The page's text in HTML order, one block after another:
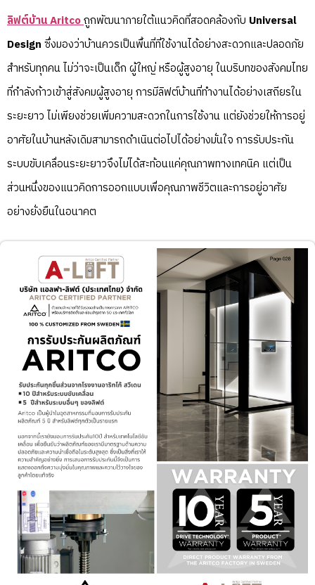
ลิฟต์บ้าน Aritcoถูกพัฒนาภายใต้แนวคิดที่สอดคล้องกับ Universal
Design ซึ่งมองว่าบ้านควรเป็นพื้นที่ที่ใช้งานได้อย่างสะดวกและปลอดภัย
สำหรับทุกคน ไม่ว่าจะเป็นเด็ก ผู้ใหญ่ หรือผู้สูงอายุ ในบริบทของสังคมไทย
ที่กำลังก้าวเข้าสู่สังคมผู้สูงอายุ การมีลิฟต์บ้านที่ทำงานได้อย่างเสถียรใน
ระยะยาว ไม่เพียงช่วยเพิ่มความสะดวกในการใช้งาน แต่ยังช่วยให้การอยู่
อาศัยในบ้านหลังเดิมสามารถดำเนินต่อไปได้อย่างมั่นใจ การรับประกัน
ระบบขับเคลื่อนระยะยาวจึงไม่ได้สะท้อนแค่คุณภาพทางเทคนิค แต่เป็น
ส่วนหนึ่งของแนวคิดการออกแบบเพื่อคุณภาพชีวิตและการอยู่อาศัย
อย่างยั่งยืนในอนาคต